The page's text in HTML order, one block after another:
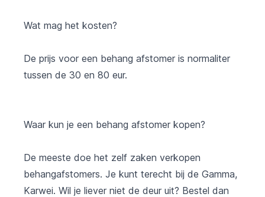
Wat mag het kosten?
De prijs voor een behang afstomer is normaliter
tussen de 30 en 80 eur.
Waar kun je een behang afstomer kopen?
De meeste doe het zelf zaken verkopen
behangafstomers. Je kunt terecht bij de Gamma,
Karwei. Wil je liever niet de deur uit? Bestel dan